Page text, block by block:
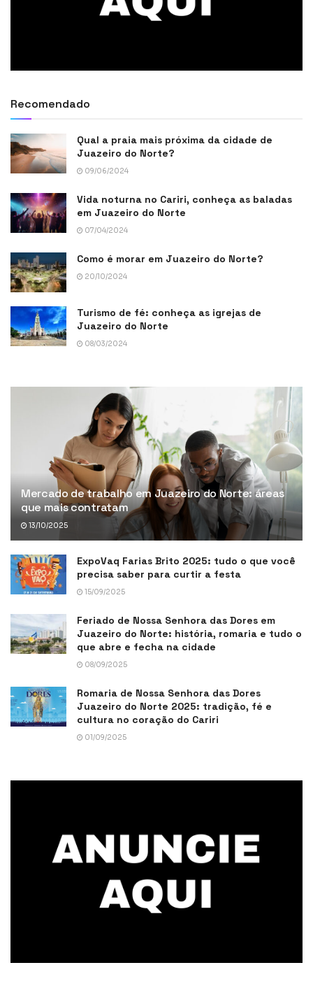
Recomendado
Qual a praia mais próxima da cidade de
Juazeiro do Norte?
09/06/2024
Vida noturna no Cariri, conheça as baladas
em Juazeiro do Norte
07/04/2024
Como é morar em Juazeiro do Norte?
20/10/2024
Turismo de fé: conheça as igrejas de
Juazeiro do Norte
08/03/2024
Mercado de trabalho em Juazeiro do Norte: áreas
que mais contratam
13/10/2025
ExpoVaq Farias Brito 2025: tudo o que você
precisa saber para curtir a festa
15/09/2025
Feriado de Nossa Senhora das Dores em
Juazeiro do Norte: história, romaria e tudo o
que abre e fecha na cidade
08/09/2025
Romaria de Nossa Senhora das Dores
Juazeiro do Norte 2025: tradição, fé e
cultura no coração do Cariri
01/09/2025